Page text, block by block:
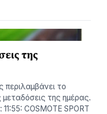
της
περιλαμβάνει το
της ημέρας.
COSMOTE SPORT